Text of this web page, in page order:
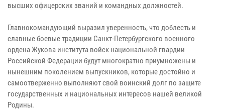
высших офицерских званий и командных должностей.
Главнокомандующий выразил уверенность, что доблесть и
славные боевые традиции Санкт-Петербургского военного
ордена Жукова института войск национальной гвардии
Российской Федерации будут многократно приумножены и
нынешним поколением выпускников, которые достойно и
самоотверженно выполняют свой воинский долг по защите
государственных и национальных интересов нашей великой
Родины.